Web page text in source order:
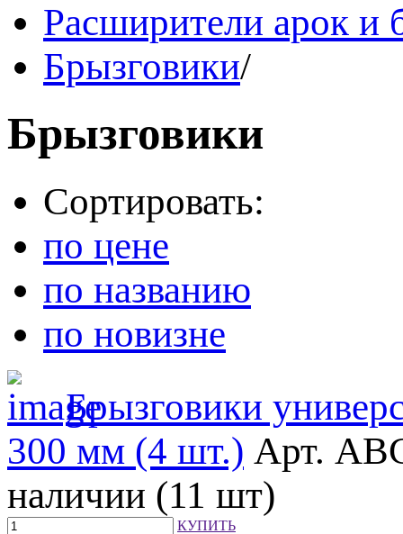
Расширители арок и
Брызговики/
Брызговики
Сортировать:
по цене
по названию
по новизне
Брызговики
300 мм (4 шт.) Арт.
наличии (11 шт)
КУПИТЬ